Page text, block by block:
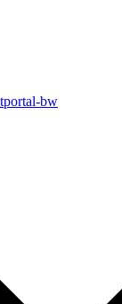
bw